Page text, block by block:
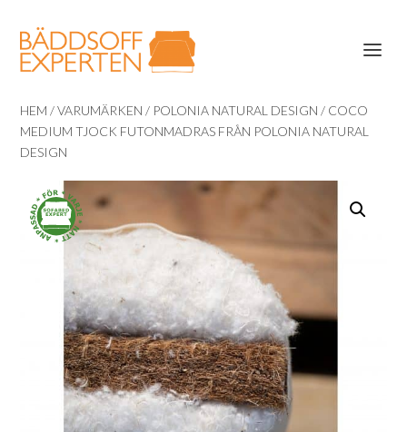
HEM /VARUMÄRKEN / POLONIA NATURAL DESIGN / COCO
MEDIUM TJOCK FUTONMADRAS FRÅN POLONIA NATURAL
DESIGN